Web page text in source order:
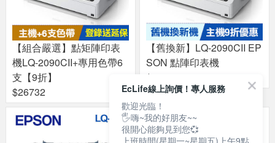
【組合嚴選】點矩陣印表
機LQ-2090CII+專用色帶6
支【9折】
$26732
【舊換新】LQ-2090CII EP
SON 點陣印表機
$21240
EcLife線上詢價！專人服務
歡迎光臨！
🖐嗨~我的好朋友~~
很開心能夠見到您💞
上班時間(星期一~星期五)上午9點